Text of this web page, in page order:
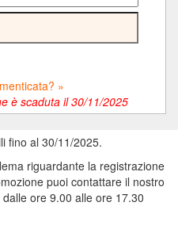
»
è scaduta il 30/11/2025
fino al 30/11/2025.
riguardante la registrazione
puoi contattare il nostro
dalle ore 9.00 alle ore 17.30